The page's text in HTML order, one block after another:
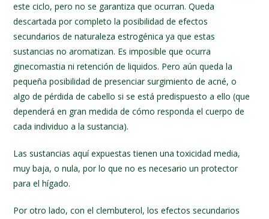
este ciclo, pero no se garantiza que ocurran. Queda
descartada por completo la posibilidad de efectos
secundarios de naturaleza estrogénica ya que estas
sustancias no aromatizan. Es imposible que ocurra
ginecomastia ni retención de liquidos. Pero aún queda la
pequeña posibilidad de presenciar surgimiento de acné, o
algo de pérdida de cabello si se está predispuesto a ello (que
dependerá en gran medida de cómo responda el cuerpo de
cada individuo a la sustancia).
Las sustancias aquí expuestas tienen una toxicidad media,
muy baja, o nula, por lo que no es necesario un protector
para el hígado.
Por otro lado, con el clembuterol, los efectos secundarios